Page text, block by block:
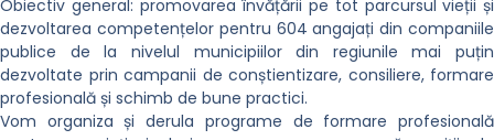
Obiectiv general: promovarea învățării pe tot parcursul vieții și
dezvoltarea competențelor pentru 604 angajați din companiile
publice de la nivelul municipiilor din regiunile mai puțin
dezvoltate prin campanii de conștientizare, consiliere, formare
profesională și schimb de bune practici.
Vom organiza și derula programe de formare profesională